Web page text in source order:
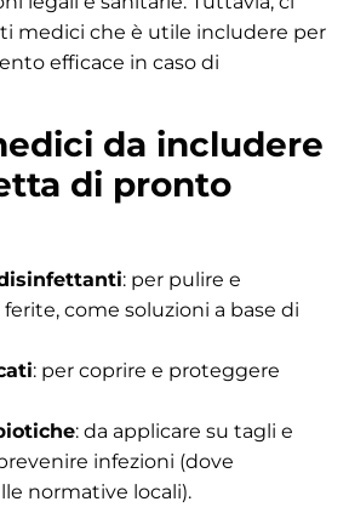
medici che è utile includere per
efficace in caso di
da includere
di pronto
: per pulire e
come soluzioni a base di
: per coprire e proteggere
: da applicare su tagli e
infezioni (dove
normative locali).